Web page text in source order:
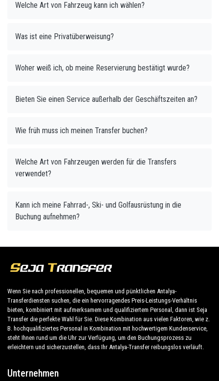
Welche Art von Fahrzeug kann ich wählen?
Was ist eine Privatüberweisung?
Woher weiß ich, ob meine Reservierung bestätigt wurde?
Bieten Sie einen Service außerhalb der Geschäftszeiten an?
Wie früh muss ich meinen Transfer buchen?
Welche Art von Fahrzeugen werden für die Transfers
verwendet?
Kann ich meine Fahrrad-, Ski- und Golfausrüstung in die
Buchung aufnehmen?
Wenn Sie nach professionellen, bequemen und pünktlichen Antalya-
Transferdiensten suchen, die ein hervorragendes Preis-Leistungs-Verhältnis
bieten, kombiniert mit aufmerksamem und qualifiziertem Personal, dann ist Seja
Transfer die perfekte Wahl für Sie. Diese Kombination aus vielen Faktoren, wie z.
B. hochqualifiziertes Personal in Kombination mit hochwertigem Kundenservice,
steht Ihnen rund um die Uhr zur Verfügung, um den Buchungsprozess zu
erleichtern und sicherzustellen, dass Ihr Antalya-Transfer reibungslos verläuft.
Unternehmen